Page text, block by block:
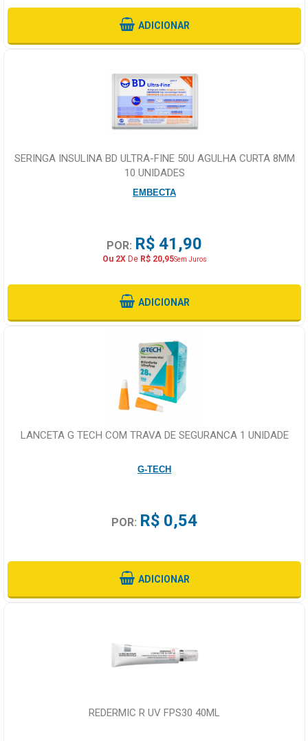
ADICIONAR
SERINGA INSULINA BD ULTRA-FINE 50U AGULHA CURTA 8MM
10 UNIDADES
EMBECTA
POR: R$ 41,90
Ou 2XDe R$ 20,95Sem Juros
ADICIONAR
LANCETA G TECH COM TRAVA DE SEGURANCA 1 UNIDADE
G-TECH
POR: R$ 0,54
ADICIONAR
REDERMIC R UV FPS30 40ML